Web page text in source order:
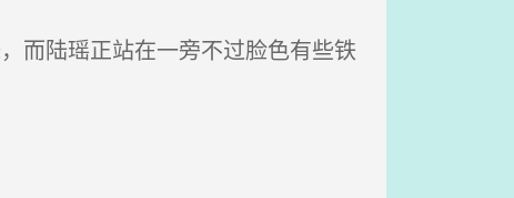
而陆瑶正站在一旁不过脸色有些铁